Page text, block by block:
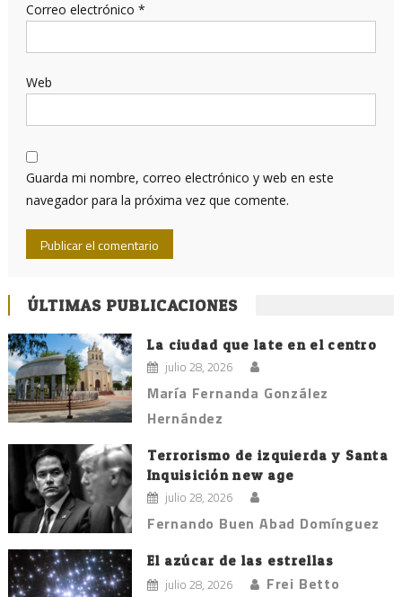
Correo electrónico *
Web
Guarda mi nombre, correo electrónico y web en este
navegador para la próxima vez que comente.
ÚLTIMAS PUBLICACIONES
La ciudad que late en el centro
julio 28, 2026
María Fernanda González
Hernández
Terrorismo de izquierda y Santa
Inquisición new age
julio 28, 2026
Fernando Buen Abad Domínguez
El azúcar de las estrellas
julio 28, 2026 Frei Betto